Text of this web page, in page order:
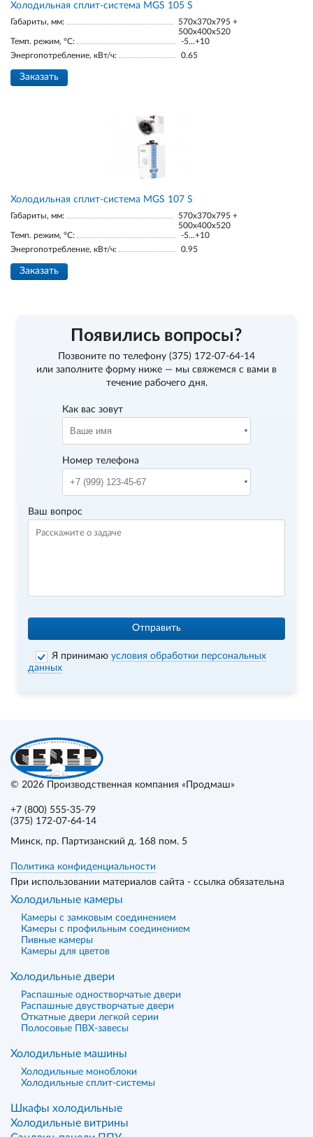
Холодильная сплит-система MGS 105 S
Габариты, мм:
570x370x795 +
500x400x520
Темп. режим, °С:
-5...+10
Энергопотребление, кВт/ч:
0.65
Заказать
Холодильная сплит-система MGS 107 S
Габариты, мм:
570x370x795 +
500x400x520
Темп. режим, °С:
-5...+10
Энергопотребление, кВт/ч:
0.95
Заказать
Появились вопросы?
Позвоните по телефону (375) 172-07-64-14
или заполните форму ниже — мы свяжемся с вами в
течение рабочего дня.
Как вас зовут
Номер телефона
Ваш вопрос
Отправить
Я принимаюусловия обработки персональных
данных
© 2026 Производственная компания «Продмаш»
+7 (800) 555-35-79
(375) 172-07-64-14
Минск, пр. Партизанский д. 168 пом. 5
Политика конфиденциальности
При использовании материалов сайта - ссылка обязательна
Холодильные камеры
Камеры с замковым соединением
Камеры с профильным соединением
Пивные камеры
Камеры для цветов
Холодильные двери
Распашные одностворчатые двери
Распашные двустворчатые двери
Откатные двери легкой серии
Полосовые ПВХ-завесы
Холодильные машины
Холодильные моноблоки
Холодильные сплит-системы
Шкафы холодильные
Холодильные витрины